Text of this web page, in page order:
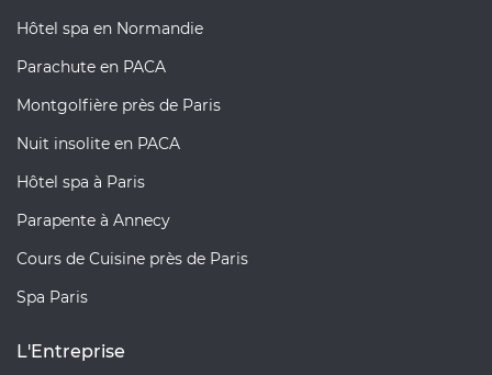
Hôtel spa en Normandie
Parachute en PACA
Montgolfière près de Paris
Nuit insolite en PACA
Hôtel spa à Paris
Parapente à Annecy
Cours de Cuisine près de Paris
Spa Paris
L'Entreprise